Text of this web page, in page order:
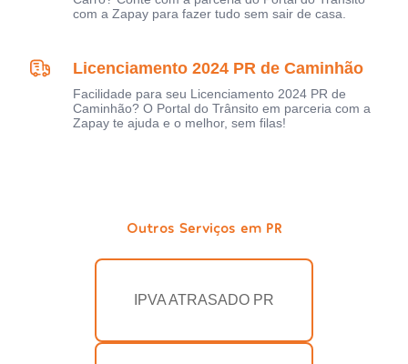
com a Zapay para fazer tudo sem sair de casa.
Licenciamento 2024 PR de Caminhão
Facilidade para seu Licenciamento 2024 PR de
Caminhão? O Portal do Trânsito em parceria com a
Zapay te ajuda e o melhor, sem filas!
Outros Serviços em PR
IPVA ATRASADO PR